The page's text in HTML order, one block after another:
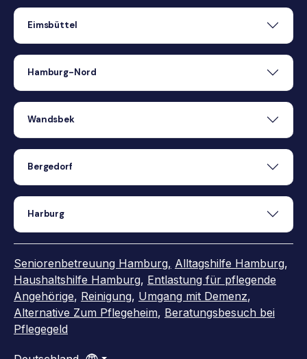
Eimsbüttel
Hamburg-Nord
Wandsbek
Bergedorf
Harburg
Seniorenbetreuung Hamburg, Alltagshilfe Hamburg,
Haushaltshilfe Hamburg, Entlastung für pflegende
Angehörige, Reinigung, Umgang mit Demenz,
Alternative Zum Pflegeheim, Beratungsbesuch bei
Pflegegeld